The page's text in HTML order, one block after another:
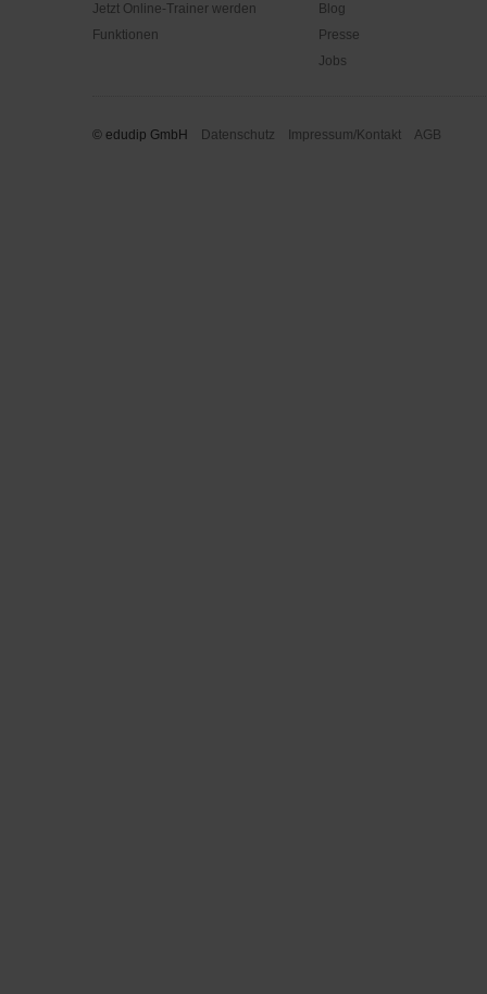
Jetzt Online-Trainer werden
Funktionen
Blog
Presse
Jobs
© edudip GmbH Datenschutz Impressum/Kontakt AGB